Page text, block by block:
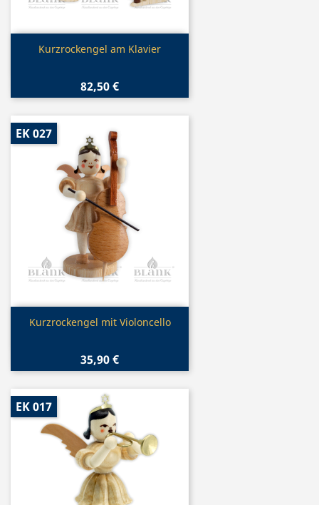
Vorschau
Kurzrockengel am Klavier
82,50 €
Vorschau
Kurzrockengel mit Violoncello
35,90 €
EK 027
EK 017